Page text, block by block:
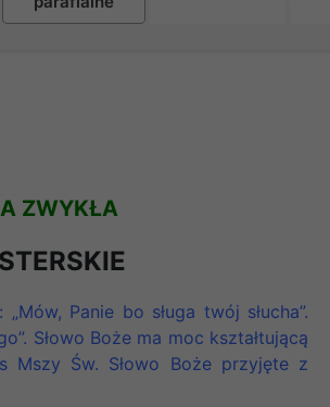
ZWYKŁA
Panie bo sługa twój słucha”.
Słowo Boże ma moc kształtującą
Mszy Św. Słowo Boże przyjęte z